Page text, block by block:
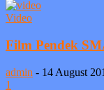
Video
Film Pendek
admin - 14 August
1